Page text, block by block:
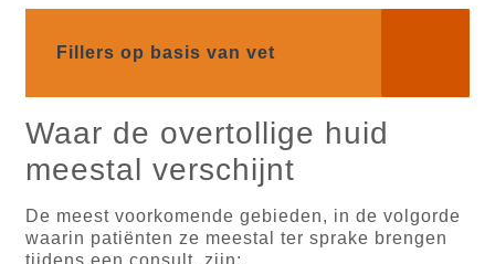
Fillers op basis van vet
Waar de overtollige huid
meestal verschijnt
De meest voorkomende gebieden, in de volgorde
waarin patiënten ze meestal ter sprake brengen